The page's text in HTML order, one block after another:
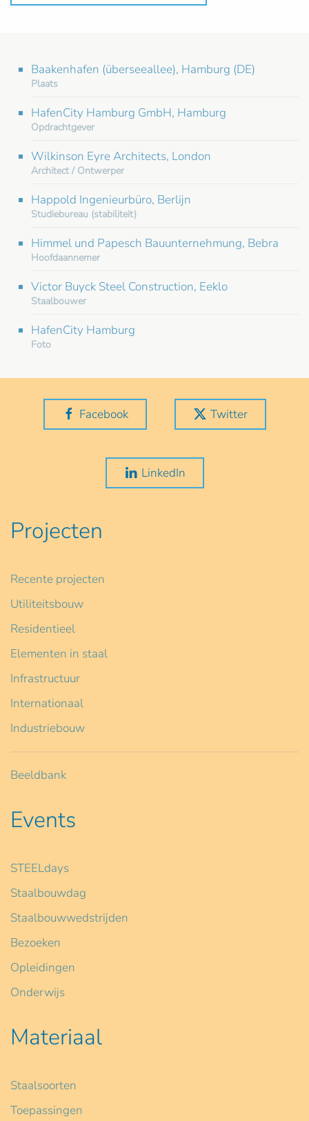
Baakenhafen (überseeallee), Hamburg (DE)
Plaats
HafenCity Hamburg GmbH, Hamburg
Opdrachtgever
Wilkinson Eyre Architects, London
Architect / Ontwerper
Happold Ingenieurbüro, Berlijn
Studiebureau (stabiliteit)
Himmel und Papesch Bauunternehmung, Bebra
Hoofdaannemer
Victor Buyck Steel Construction, Eeklo
Staalbouwer
HafenCity Hamburg
Foto
Facebook Twitter
LinkedIn
Projecten
Recente projecten
Utiliteitsbouw
Residentieel
Elementen in staal
Infrastructuur
Internationaal
Industriebouw
Beeldbank
Events
STEELdays
Staalbouwdag
Staalbouwwedstrijden
Bezoeken
Opleidingen
Onderwijs
Materiaal
Staalsoorten
Toepassingen